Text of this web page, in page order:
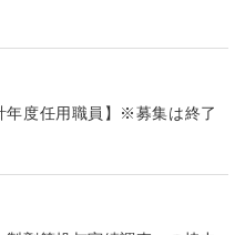
年度任用職員】※募集は終了